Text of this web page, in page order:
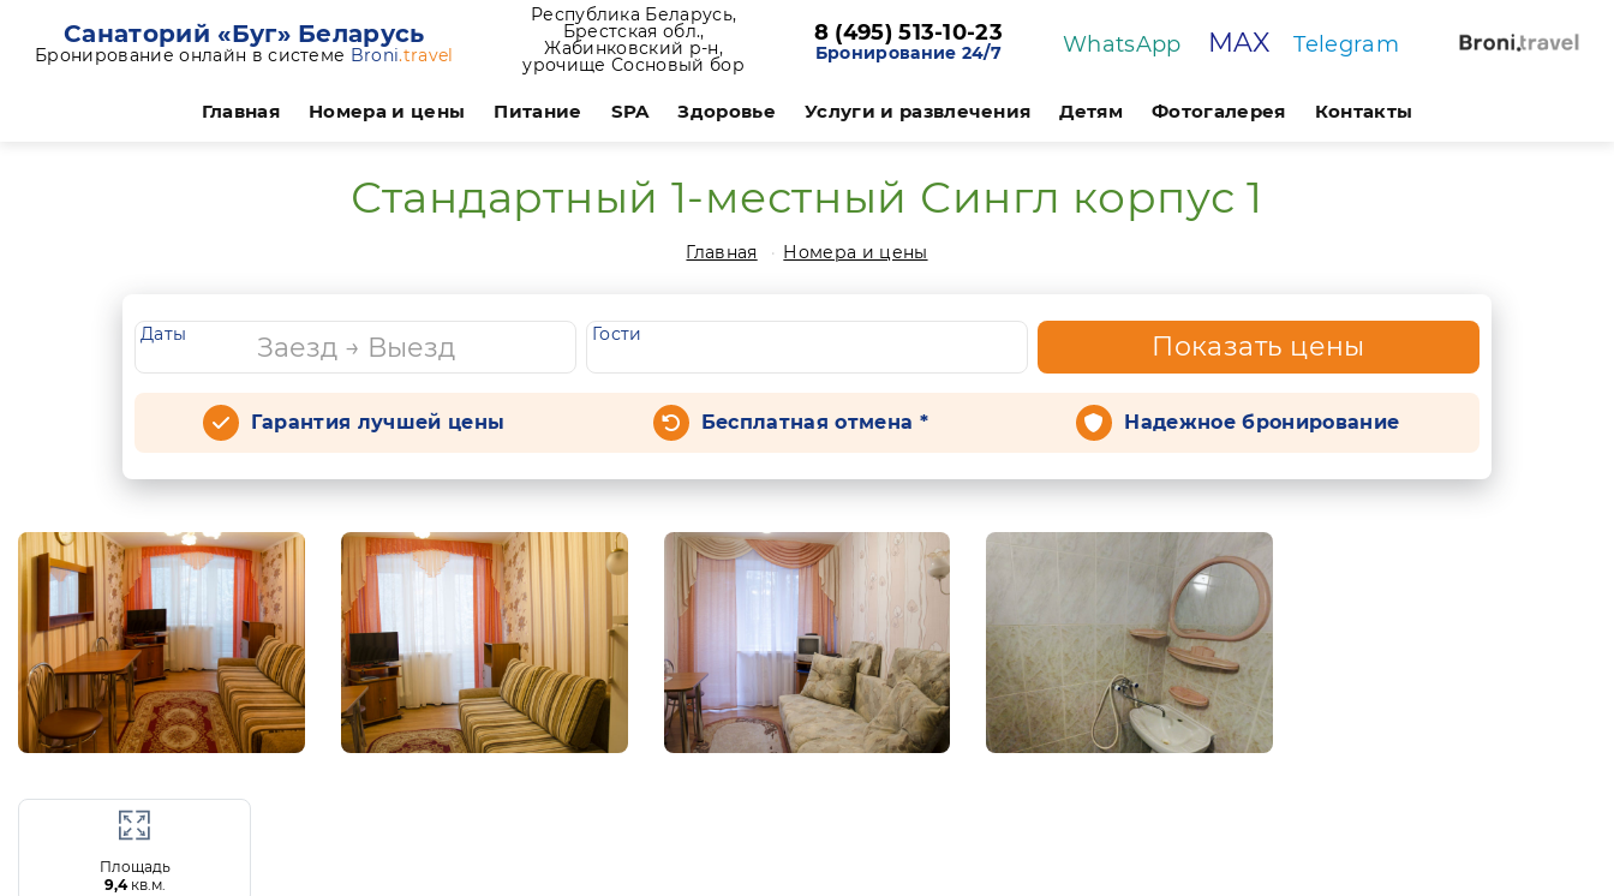
Санаторий «Буг» Беларусь
Бронирование онлайн в системе Broni.travel
Республика Беларусь,
Брестская обл.,
Жабинковский р-н,
урочище Сосновый бор
8 (495) 513-10-23
Бронирование 24/7 WhatsApp MAX Telegram
Главная Номера и цены Питание SPA Здоровье Услуги и развлечения Детям Фотогалерея Контакты
Стандартный 1-местный Сингл корпус 1
Главная Номера и цены
Даты Гости Показать цены
Гарантия лучшей цены Бесплатная отмена * Надежное бронирование
Площадь
9,4кв.м.